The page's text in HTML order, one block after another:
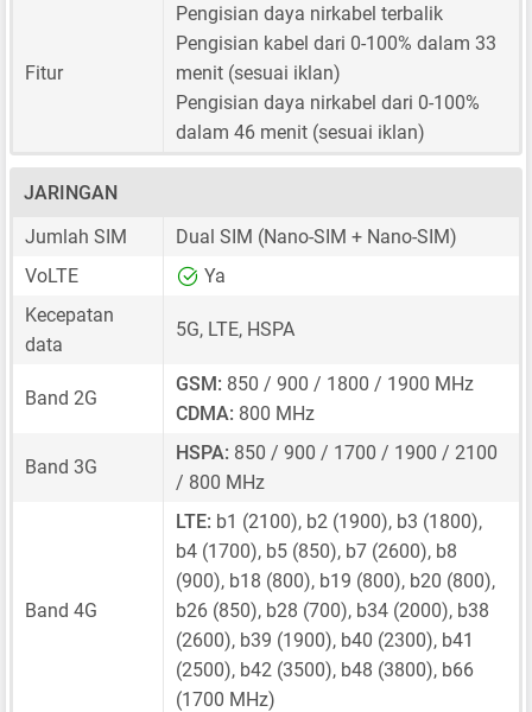
Fitur
Pengisian daya nirkabel terbalik
Pengisian kabel dari 0-100% dalam 33
menit (sesuai iklan)
Pengisian daya nirkabel dari 0-100%
dalam 46 menit (sesuai iklan)
JARINGAN
Jumlah SIM
Dual SIM (Nano-SIM + Nano-SIM)
VoLTE
Ya
Kecepatan
data
5G, LTE, HSPA
Band 2G
GSM: 850 / 900 / 1800 / 1900 MHz
CDMA: 800 MHz
Band 3G
HSPA: 850 / 900 / 1700 / 1900 / 2100
/ 800 MHz
Band 4G
LTE: b1 (2100), b2 (1900), b3 (1800),
b4 (1700), b5 (850), b7 (2600), b8
(900), b18 (800), b19 (800), b20 (800),
b26 (850), b28 (700), b34 (2000), b38
(2600), b39 (1900), b40 (2300), b41
(2500), b42 (3500), b48 (3800), b66
(1700 MHz)